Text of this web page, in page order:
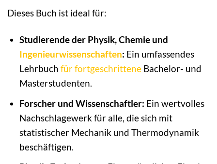
Dieses Buch ist ideal für:
Studierende der Physik, Chemie und
Ingenieurwissenschaften: Ein umfassendes
Lehrbuch für fortgeschritteneBachelor- und
Masterstudenten.
Forscher und Wissenschaftler: Ein wertvolles
Nachschlagewerk für alle, die sich mit
statistischer Mechanik und Thermodynamik
beschäftigen.